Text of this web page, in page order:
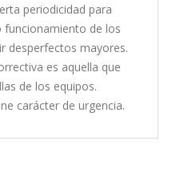
periodicidad para
funcionamiento de los
desperfectos mayores.
es aquella que
de los equipos.
carácter de urgencia.